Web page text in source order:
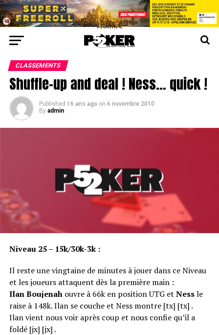
center>
CLASSEMENTS
Shuffle-up and deal ! Ness… quick !
Published 16 ans ago on 6 novembre 2010
By admin
Niveau 25 – 15k/30k-3k :
Il reste une vingtaine de minutes à jouer dans ce Niveau
et les joueurs attaquent dès la première main :
Ilan Boujenahouvre à 66k en position UTG et Nessle
raise à 148k. Ilan se couche et Ness montre [tx] [tx] .
Ilan vient nous voir après coup et nous confie qu’il a
foldé [jx] [jx] .